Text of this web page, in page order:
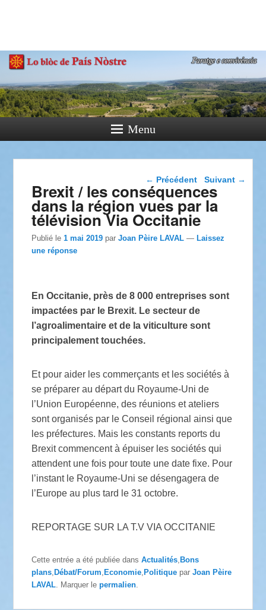
Paratge e Convivència
Menu
Navigation dans les
articles
← Précédent Suivant →
Brexit / les conséquences
dans la région vues par la
télévision Via Occitanie
Publié le1 mai 2019 parJoan Pèire LAVAL —Laissez
une réponse
En Occitanie, près de 8 000 entreprises sont
impactées par le Brexit. Le secteur de
l’agroalimentaire et de la viticulture sont
principalement touchées.
Et pour aider les commerçants et les sociétés à
se préparer au départ du Royaume-Uni de
l’Union Européenne, des réunions et ateliers
sont organisés par le Conseil régional ainsi que
les préfectures. Mais les constants reports du
Brexit commencent à épuiser les sociétés qui
attendent une fois pour toute une date fixe. Pour
l’instant le Royaume-Uni se désengagera de
l’Europe au plus tard le 31 octobre.
REPORTAGE SUR LA T.V VIA OCCITANIE
Cette entrée a été publiée dansActualités ,Bons
plans ,Débat/Forum ,Economie ,Politique parJoan Pèire
LAVAL . Marquer lepermalien